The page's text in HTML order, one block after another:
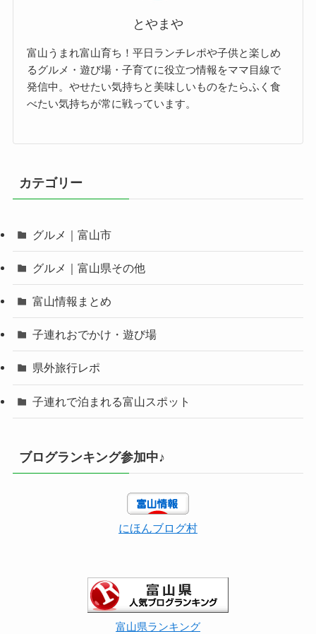
とやまや
富山うまれ富山育ち！平日ランチレポや子供と楽しめ
るグルメ・遊び場・子育てに役立つ情報をママ目線で
発信中。やせたい気持ちと美味しいものをたらふく食
べたい気持ちが常に戦っています。
カテゴリー
グルメ｜富山市
グルメ｜富山県その他
富山情報まとめ
子連れおでかけ・遊び場
県外旅行レポ
子連れで泊まれる富山スポット
ブログランキング参加中♪
にほんブログ村
富山県ランキング